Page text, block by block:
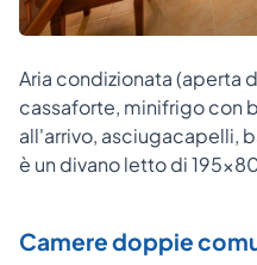
Aria condizionata (aperta
cassaforte, minifrigo con
all'arrivo, asciugacapelli,
è un divano letto di
Camere doppie